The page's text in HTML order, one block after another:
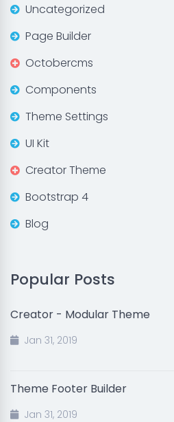
Uncategorized
Page Builder
Octobercms
Components
Theme Settings
UI Kit
Creator Theme
Bootstrap 4
Blog
Popular Posts
Creator - Modular Theme
Jan 31, 2019
Theme Footer Builder
Jan 31, 2019